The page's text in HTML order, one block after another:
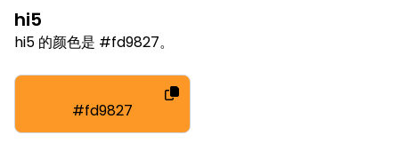
hi5
hi5 的颜色是 #fd9827。
#fd9827